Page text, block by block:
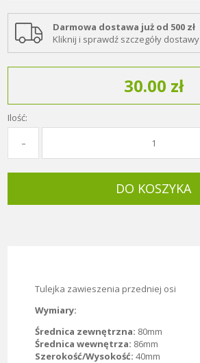
Darmowa dostawa już od 500 zł
Kliknij i sprawdź szczegóły dostawy
30.00 zł
Ilość:
DO KOSZYKA
Tulejka zawieszenia przedniej osi
Wymiary:
Średnica zewnętrzna: 80mm
Średnica wewnętrza: 86mm
Szerokość/Wysokość:40mm